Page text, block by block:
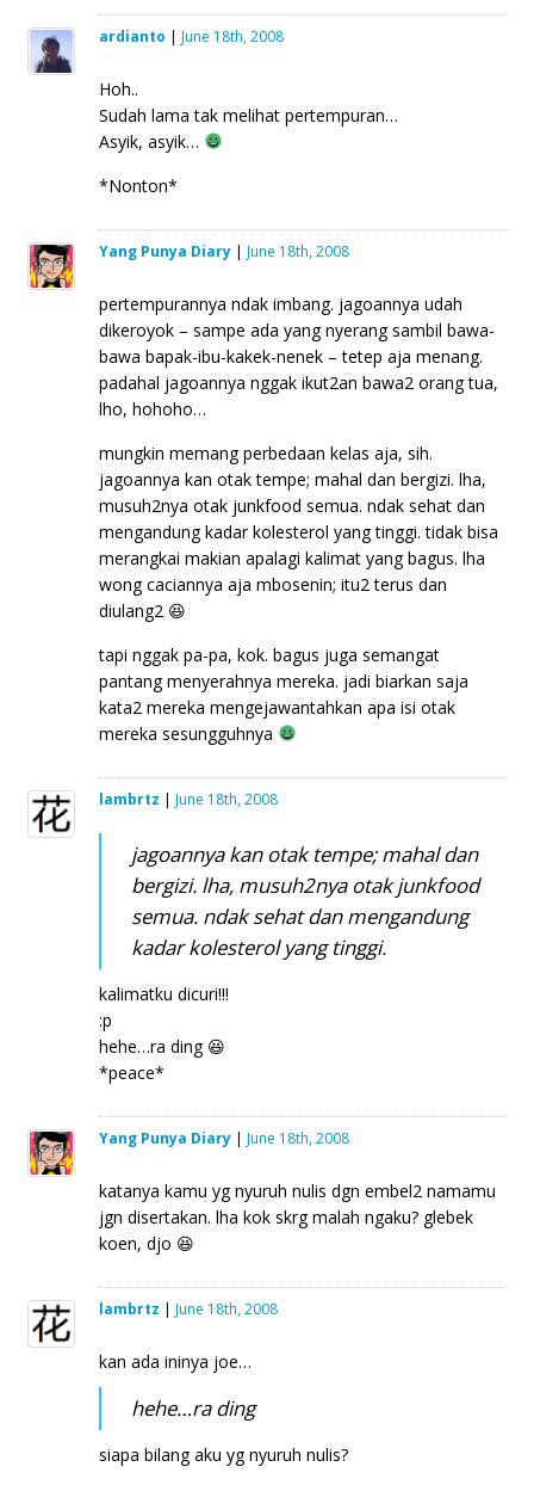
ardianto | June 18th, 2008
Hoh..
Sudah lama tak melihat pertempuran…
Asyik, asyik…
*Nonton*
Yang Punya Diary| June 18th, 2008
pertempurannya ndak imbang. jagoannya udah
dikeroyok – sampe ada yang nyerang sambil bawa-
bawa bapak-ibu-kakek-nenek – tetep aja menang.
padahal jagoannya nggak ikut2an bawa2 orang tua,
lho, hohoho…
mungkin memang perbedaan kelas aja, sih.
jagoannya kan otak tempe; mahal dan bergizi. lha,
musuh2nya otak junkfood semua. ndak sehat dan
mengandung kadar kolesterol yang tinggi. tidak bisa
merangkai makian apalagi kalimat yang bagus. lha
wong caciannya aja mbosenin; itu2 terus dan
diulang2 😆
tapi nggak pa-pa, kok. bagus juga semangat
pantang menyerahnya mereka. jadi biarkan saja
kata2 mereka mengejawantahkan apa isi otak
mereka sesungguhnya
lambrtz | June 18th, 2008
jagoannya kan otak tempe; mahal dan
bergizi. lha, musuh2nya otak junkfood
semua. ndak sehat dan mengandung
kadar kolesterol yang tinggi.
kalimatku dicuri!!!
:p
hehe…ra ding 😆
*peace*
Yang Punya Diary| June 18th, 2008
katanya kamu yg nyuruh nulis dgn embel2 namamu
jgn disertakan. lha kok skrg malah ngaku? glebek
koen, djo 😆
lambrtz | June 18th, 2008
kan ada ininya joe…
hehe…ra ding
siapa bilang aku yg nyuruh nulis?